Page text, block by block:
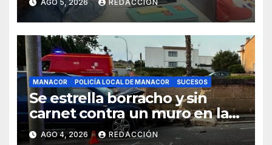
AGO 5, 2026 REDACCIÓN
MANACOR POLICÍA LOCAL DE MANACOR SUCESOS
Se estrella borracho y sin
carnet contra un muro en la
ronda del Port de Manacor y
AGO 4, 2026 REDACCIÓN